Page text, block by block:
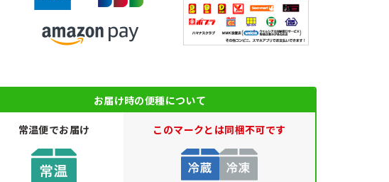
お届け時の便種について
常温便でお届け このマークとは同梱不可です